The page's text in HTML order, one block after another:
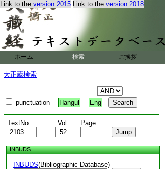
Link to the version 2015 Link to the version 2018
ホーム 検索 ご挨拶
大正蔵検索
punctuation Hangul Eng
TextNo. Vol. Page
INBUDS
INBUDS(Bibliographic Database)